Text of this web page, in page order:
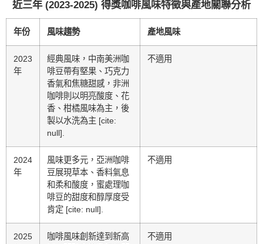
近三年 (2023-2025) 得獎咖啡風味特徵與產地關聯分析
年份 風味趨勢 產地風味
2023
年
經典風味，中南美洲咖
啡豆帶有堅果、巧克力
香氣和焦糖甜感，非洲
咖啡則以明亮酸度、花
香、柑橘風味為主，後
製以水洗為主 [cite:
null].
不適用
2024
年
風味更多元，亞洲咖啡
豆展現草本、香料氣息
和柔和酸度，蜜處理咖
啡豆的甜度和醇厚度受
肯定 [cite: null].
不適用
2025
咖啡風味創新達到新高
不適用